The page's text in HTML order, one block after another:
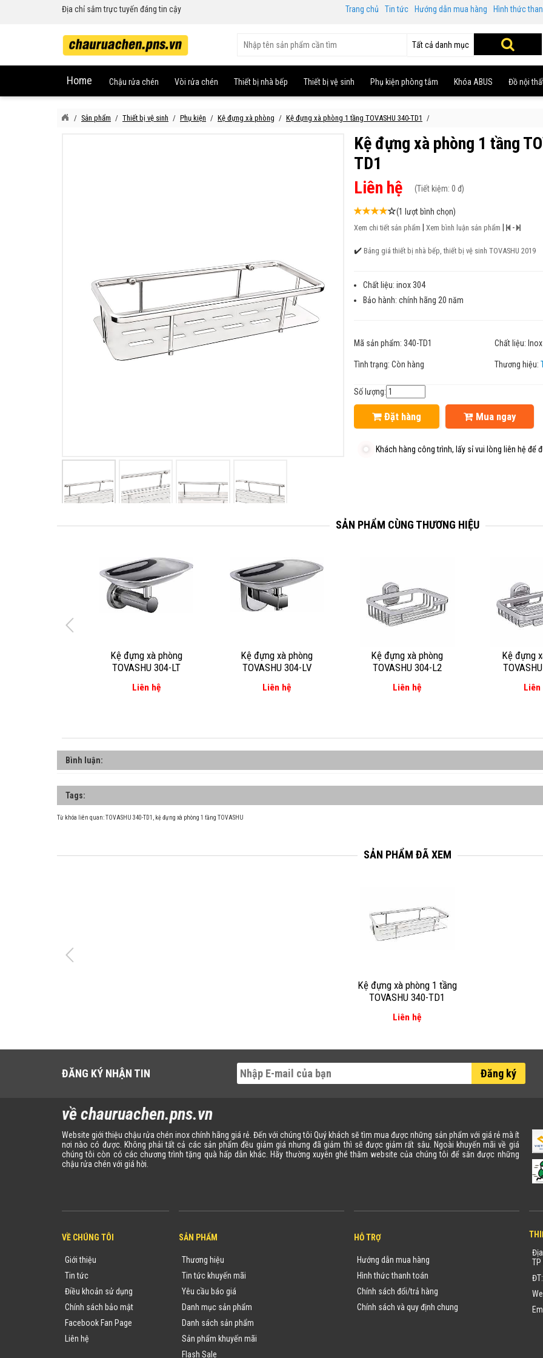
Địa chỉ sắm trực tuyến đáng tin cậy Trang chủ Tin tức Hướng dẫn mua hàng Hình thức
Tất cả danh mục
Home Chậu rửa chén Vòi rửa chén Thiết bị nhà bếp Thiết bị vệ sinh Phụ kiện phòng tắm Khóa ABUS Đồ nội
Sản phẩm Thiết bị vệ sinh Phụ kiện Kệ đựng xà phòng Kệ đựng xà phòng 1 tầng TOVASHU 340-TD1
Kệ đựng xà phòng 1 tầng
TD1
Liên hệ
(Tiết kiệm: 0 đ)
(1 lượt bình chọn)
Xem chi tiết sản phẩm Xem bình luận sản phẩm -
✔️ Bảng giá thiết bị nhà bếp, thiết bị vệ sinh TOVASHU 2019
Chất liệu: inox 304
Bảo hành: chính hãng 20 năm
Mã sản phẩm: 340-TD1 Chất liệu:
Tình trạng: Còn hàng Thương hiệu:
Số lượng:
Đặt hàng Mua ngay
Khách hàng công trình, lấy sỉ vui lòng liên hệ để
SẢN PHẨM CÙNG THƯƠNG HIỆU
Kệ đựng xà phòng
TOVASHU 304-LT
Liên hệ
Kệ đựng xà phòng
TOVASHU 304-LV
Liên hệ
Kệ đựng xà phòng
TOVASHU 304-L2
Liên hệ
Kệ đựng
Liên
Bình luận:
Tags:
Từ khóa liên quan:TOVASHU 340-TD1 kệ đựng xà phòng 1 tầng TOVASHU
SẢN PHẨM ĐÃ XEM
Kệ đựng xà phòng 1 tầng
TOVASHU 340-TD1
Liên hệ
ĐĂNG KÝ NHẬN TIN Đăng ký
về chauruachen.pns.vn
Website giới thiệu chậu rửa chén inox chính hãng giá rẻ. Đến với chúng tôi Quý khách sẽ tìm mua được những sản phẩm với giá rẻ mà ít
nơi nào có được. Không phải tất cả các sản phẩm đều giảm giá nhưng đã giảm thì sẽ được giảm rất sâu. Ngoài khuyến mãi về giá
chúng tôi còn có các chương trình tặng quà hấp dẫn khác. Hãy thường xuyên ghé thăm website của chúng tôi để săn được những
chậu rửa chén với giá hời.
VỀ CHÚNG TÔI
Giới thiệu
Tin tức
Điều khoản sử dụng
Chính sách bảo mật
Facebook Fan Page
Liên hệ
SẢN PHẨM
Thương hiệu
Tin tức khuyến mãi
Yêu cầu báo giá
Danh mục sản phẩm
Danh sách sản phẩm
Sản phẩm khuyến mãi
Flash Sale
HỖ TRỢ
Hướng dẫn mua hàng
Hình thức thanh toán
Chính sách đổi/trả hàng
Chính sách và quy định chung
TP
ĐT: